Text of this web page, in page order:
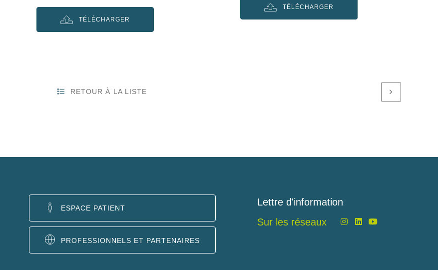
TÉLÉCHARGER
TÉLÉCHARGER
RETOUR À LA LISTE
ESPACE PATIENT
PROFESSIONNELS ET PARTENAIRES
Lettre d'information
Sur les réseaux